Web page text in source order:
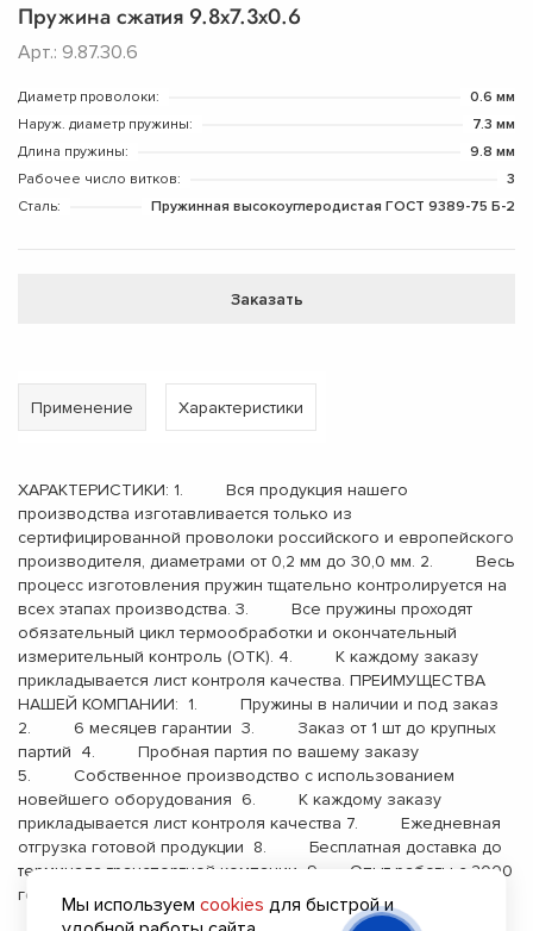
Пружина сжатия 9.8х7.3х0.6
Арт.: 9.87.30.6
Диаметр проволоки:
0.6 мм
Наруж. диаметр пружины:
7.3 мм
Длина пружины:
9.8 мм
Рабочее число витков:
3
Сталь:
Пружинная высокоуглеродистая ГОСТ 9389-75 Б-2
Заказать
Применение Характеристики
ХАРАКТЕРИСТИКИ: 1. Вся продукция нашего
производства изготавливается только из
сертифицированной проволоки российского и европейского
производителя, диаметрами от 0,2 мм до 30,0 мм. 2. Весь
процесс изготовления пружин тщательно контролируется на
всех этапах производства. 3. Все пружины проходят
обязательный цикл термообработки и окончательный
измерительный контроль (ОТК). 4. К каждому заказу
прикладывается лист контроля качества. ПРЕИМУЩЕСТВА
НАШЕЙ КОМПАНИИ: 1. Пружины в наличии и под заказ
2. 6 месяцев гарантии 3. Заказ от 1 шт до крупных
партий 4. Пробная партия по вашему заказу
5. Собственное производство с использованием
новейшего оборудования 6. К каждому заказу
прикладывается лист контроля качества 7. Ежедневная
отгрузка готовой продукции 8. Бесплатная доставка до
терминала транспортной компании 9. Опыт работы с 2000
года
Мы используемcookies для быстрой и